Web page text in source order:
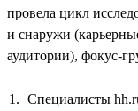
провела цикл
и снаружи
аудитории), фокус-
Специалисты